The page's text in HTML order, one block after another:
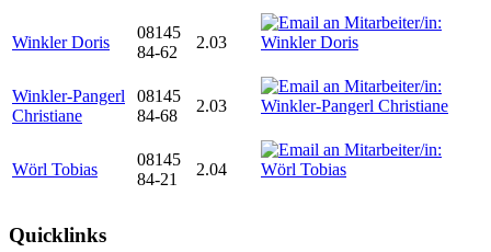
Winkler Doris
08145
84-62
2.03
Winkler-Pangerl
Christiane
08145
84-68
2.03
Wörl Tobias
08145
84-21
2.04
Quicklinks